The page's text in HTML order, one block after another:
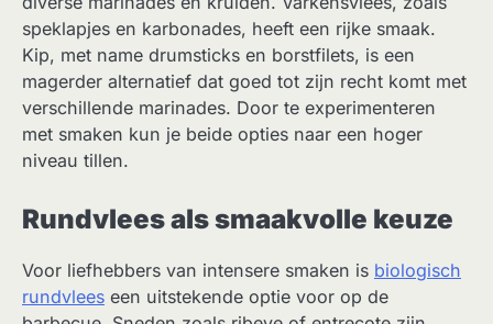
speklapjes en karbonades, heeft een rijke smaak.
Kip, met name drumsticks en borstfilets, is een
magerder alternatief dat goed tot zijn recht komt met
verschillende marinades. Door te experimenteren
met smaken kun je beide opties naar een hoger
niveau tillen.
Rundvlees als smaakvolle keuze
Voor liefhebbers van intensere smaken is biologisch
rundvlees een uitstekende optie voor op de